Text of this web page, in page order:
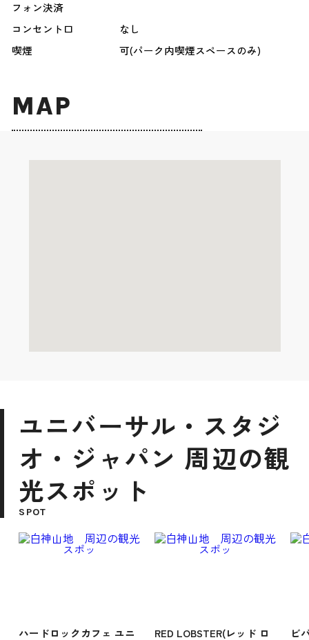
フォン決済
コンセント口
なし
喫煙
可(パーク内喫煙スペースのみ)
MAP
ユニバーサル・スタジ
オ・ジャパン 周辺の観
光スポット
SPOT
ハードロックカフェ ユニ RED LOBSTER(レッド ロ ビ